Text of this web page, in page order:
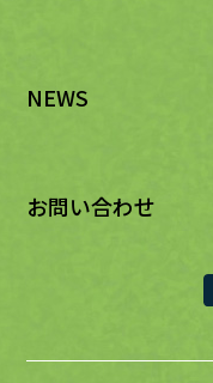
NEWS
お問い合わせ